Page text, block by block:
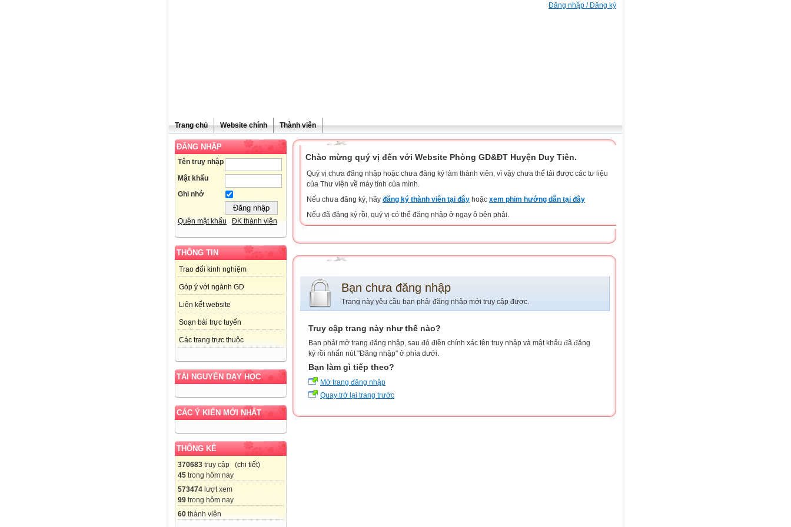
Đăng nhập / Đăng ký
Trang chủ Website chính Thành viên
ĐĂNG NHẬP
Tên truy nhập
Mật khẩu
Ghi nhớ
Quên mật khẩu ĐK thành viên
THÔNG TIN
Trao đổi kinh nghiệm
Góp ý với ngành GD
Liên kết website
Soạn bài trực tuyến
Các trang trực thuộc
TÀI NGUYÊN DẠY HỌC
CÁC Ý KIẾN MỚI NHẤT
THỐNG KÊ
370683 truy cập (chi tiết)
45 trong hôm nay
573474 lượt xem
99 trong hôm nay
60 thành viên
Chào mừng quý vị đến với Website Phòng GD&ĐT Huyện Duy Tiên.
Quý vị chưa đăng nhập hoặc chưa đăng ký làm thành viên, vì vậy chưa thể tải được các tư liệu
của Thư viện về máy tính của mình.
Nếu chưa đăng ký, hãy đăng ký thành viên tại đây hoặc xem phim hướng dẫn tại đây
Nếu đã đăng ký rồi, quý vị có thể đăng nhập ở ngay ô bên phải.
Bạn chưa đăng nhập
Trang này yêu cầu bạn phải đăng nhập mới truy cập được.
Truy cập trang này như thế nào?
Bạn phải mở trang đăng nhập, sau đó điền chính xác tên truy nhập và mật khẩu đã đăng
ký rồi nhấn nút "Đăng nhập" ở phía dưới.
Bạn làm gì tiếp theo?
Mở trang đăng nhập
Quay trở lại trang trước